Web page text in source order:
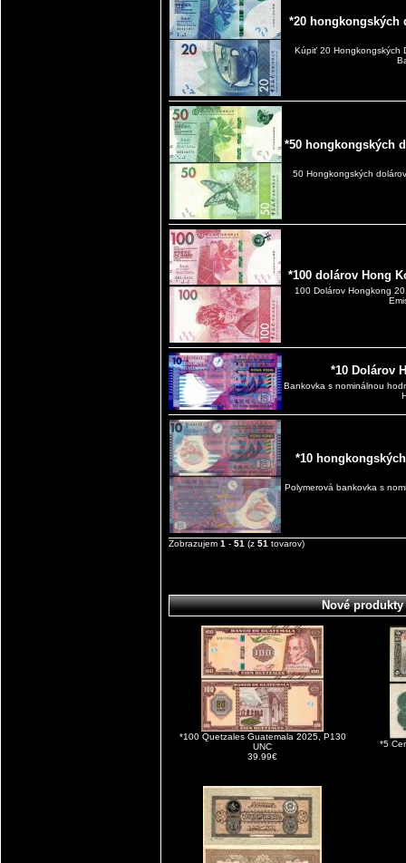
*20 hongkongských
Kúpiť 20 Hongkongských
*50 hongkongských
50 Hongkongských
*100 dolárov Hong
100 Dolárov Hongkong
*10 Dolárov
Bankovka s nominálnou
*10
Polymerová bankovka s
Zobrazujem 1 - 51 (z 51 tovarov)
Nové produkty
*100 Quetzales Guatemala 2025, P130
UNC
39.99€
*5